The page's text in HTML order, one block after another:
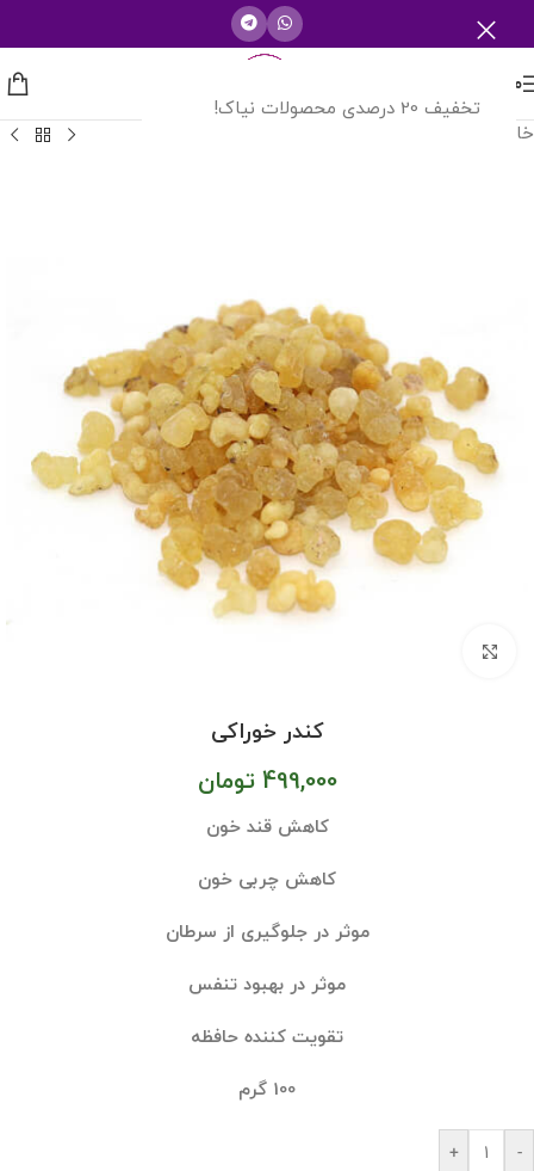
تخفیف 20 درصدی محصولات نیاک!
منو
خانه
کندر خوراکی
499,000 تومان
کاهش قند خون
کاهش چربی خون
موثر در جلوگیری از سرطان
موثر در بهبود تنفس
تقویت کننده حافظه
100 گرم
-
+